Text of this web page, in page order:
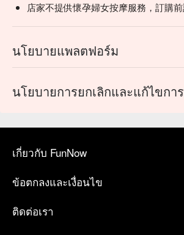
店家不提供懷孕婦女按摩服務，訂購前
นโยบายแพลตฟอร์ม
นโยบายการยกเลิกและแก้ไขกา
เกี่ยวกับ FunNow
ข้อตกลงและเงื่อนไข
ติดต่อเรา